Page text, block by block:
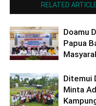
RELATED
Doamu
Papua
Ditemui
Minta